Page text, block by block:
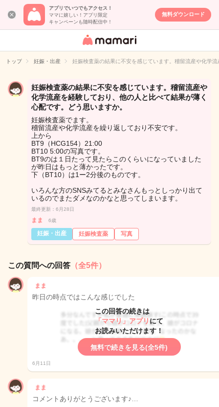
アプリでいつでもアクセス！
ママに嬉しい！アプリ限定
キャンペーンも随時配信中！
無料ダウンロード
女性専用匿名QA
イト
トップ 妊娠・出産 妊娠検査薬の結果に不安を感じています。稽留流産や化学
妊娠検査薬の結果に不安を感じています。稽留流産や
化学流産を経験しており、他の人と比べて結果が薄く
心配です。どう思いますか。
妊娠検査薬でます。
稽留流産や化学流産を繰り返しており不安です。
上から
BT9（HCG154）21:00
BT10 5:00の写真です。
BT9のは１日たって見たらこのくらいになっていました
が昨日はもっと薄かったです。
下（BT10）は1ー2分後のものです。
いろんな方のSNSみてるとみなさんもっとしっかり出て
いるのでまたダメなのかなと思ってしまいます。
最終更新：6月28日
まま 6歳
妊娠・出産 妊娠検査薬 写真
この質問への回答 （全5件）
まま
昨日の時点ではこんな感じでした
この回答の続きは
「ママリ」アプリ にて
お読みいただけます！
無料で続きを見る(全5件)
6月11日
まま
コメントありがとうございます♪…